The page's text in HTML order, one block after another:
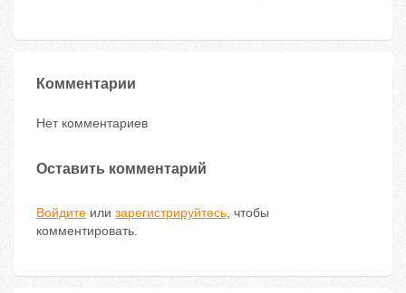
Комментарии
Нет комментариев
Оставить комментарий
Войдите или зарегистрируйтесь, чтобы
комментировать.